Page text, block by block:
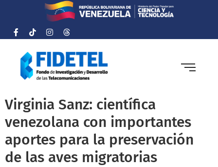
Virginia Sanz: científica
venezolana con importantes
aportes para la preservación
de las aves migratorias